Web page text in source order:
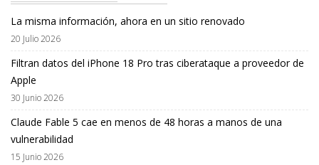
La misma información, ahora en un sitio renovado
20 Julio 2026
Filtran datos del iPhone 18 Pro tras ciberataque a proveedor de
Apple
30 Junio 2026
Claude Fable 5 cae en menos de 48 horas a manos de una
vulnerabilidad
15 Junio 2026